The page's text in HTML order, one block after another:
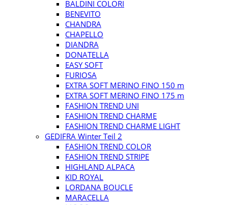
BALDINI COLORI
BENEVITO
CHANDRA
CHAPELLO
DIANDRA
DONATELLA
EASY SOFT
FURIOSA
EXTRA SOFT MERINO FINO 150 m
EXTRA SOFT MERINO FINO 175 m
FASHION TREND UNI
FASHION TREND CHARME
FASHION TREND CHARME LIGHT
GEDIFRA Winter Teil 2
FASHION TREND COLOR
FASHION TREND STRIPE
HIGHLAND ALPACA
KID ROYAL
LORDANA BOUCLE
MARACELLA